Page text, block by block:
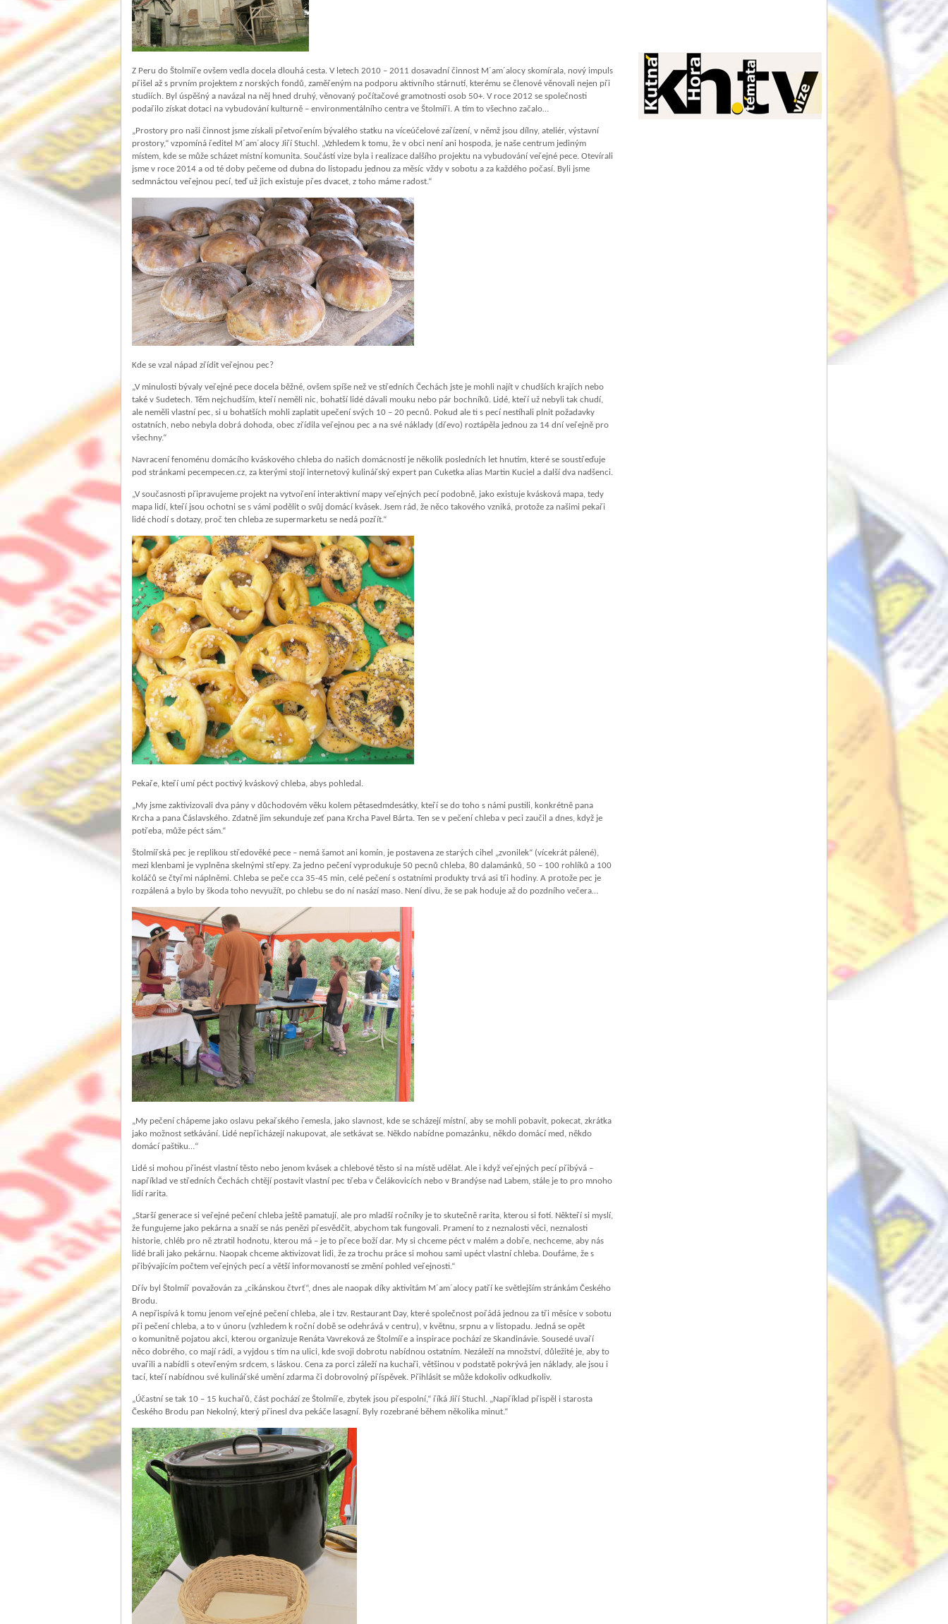
Z Peru do Štolmíře ovšem vedla docela dlouhá cesta. V letech 2010 – 2011 dosavadní činnost M´am´alocy skomírala, nový impuls
přišel až s prvním projektem z norských fondů, zaměřeným na podporu aktivního stárnutí, kterému se členové věnovali nejen při
studiích. Byl úspěšný a navázal na něj hned druhý, věnovaný počítačové gramotnosti osob 50+. V roce 2012 se společnosti
podařilo získat dotaci na vybudování kulturně – environmentálního centra ve Štolmíři. A tím to všechno začalo…
„Prostory pro naši činnost jsme získali přetvořením bývalého statku na víceúčelové zařízení, v němž jsou dílny, ateliér, výstavní
prostory,“ vzpomíná ředitel M´am´alocy Jiří Stuchl. „Vzhledem k tomu, že v obci není ani hospoda, je naše centrum jediným
místem, kde se může scházet místní komunita. Součástí vize byla i realizace dalšího projektu na vybudování veřejné pece. Otevírali
jsme v roce 2014 a od té doby pečeme od dubna do listopadu jednou za měsíc vždy v sobotu a za každého počasí. Byli jsme
sedmnáctou veřejnou pecí, teď už jich existuje přes dvacet, z toho máme radost.“
Kde se vzal nápad zřídit veřejnou pec?
„V minulosti bývaly veřejné pece docela běžné, ovšem spíše než ve středních Čechách jste je mohli najít v chudších krajích nebo
také v Sudetech. Těm nejchudším, kteří neměli nic, bohatší lidé dávali mouku nebo pár bochníků. Lidé, kteří už nebyli tak chudí,
ale neměli vlastní pec, si u bohatších mohli zaplatit upečení svých 10 – 20 pecnů. Pokud ale ti s pecí nestíhali plnit požadavky
ostatních, nebo nebyla dobrá dohoda, obec zřídila veřejnou pec a na své náklady (dřevo) roztápěla jednou za 14 dní veřejně pro
všechny.“
Navracení fenoménu domácího kváskového chleba do našich domácností je několik posledních let hnutím, které se soustřeďuje
pod stránkami pecempecen.cz, za kterými stojí internetový kulinářský expert pan Cuketka alias Martin Kuciel a další dva nadšenci.
„V současnosti připravujeme projekt na vytvoření interaktivní mapy veřejných pecí podobně, jako existuje kvásková mapa, tedy
mapa lidí, kteří jsou ochotni se s vámi podělit o svůj domácí kvásek. Jsem rád, že něco takového vzniká, protože za našimi pekaři
lidé chodí s dotazy, proč ten chleba ze supermarketu se nedá pozřít.“
Pekaře, kteří umí péct poctivý kváskový chleba, abys pohledal.
„My jsme zaktivizovali dva pány v důchodovém věku kolem pětasedmdesátky, kteří se do toho s námi pustili, konkrétně pana
Krcha a pana Čáslavského. Zdatně jim sekunduje zeť pana Krcha Pavel Bárta. Ten se v pečení chleba v peci zaučil a dnes, když je
potřeba, může péct sám.“
Štolmířská pec je replikou středověké pece – nemá šamot ani komín, je postavena ze starých cihel „zvonilek“ (vícekrát pálené),
mezi klenbami je vyplněna skelnými střepy. Za jedno pečení vyprodukuje 50 pecnů chleba, 80 dalamánků, 50 – 100 rohlíků a 100
koláčů se čtyřmi náplněmi. Chleba se peče cca 35-45 min, celé pečení s ostatními produkty trvá asi tři hodiny. A protože pec je
rozpálená a bylo by škoda toho nevyužít, po chlebu se do ní nasází maso. Není divu, že se pak hoduje až do pozdního večera…
„My pečení chápeme jako oslavu pekařského řemesla, jako slavnost, kde se scházejí místní, aby se mohli pobavit, pokecat, zkrátka
jako možnost setkávání. Lidé nepřicházejí nakupovat, ale setkávat se. Někdo nabídne pomazánku, někdo domácí med, někdo
domácí paštiku…“
Lidé si mohou přinést vlastní těsto nebo jenom kvásek a chlebové těsto si na místě udělat. Ale i když veřejných pecí přibývá –
například ve středních Čechách chtějí postavit vlastní pec třeba v Čelákovicích nebo v Brandýse nad Labem, stále je to pro mnoho
lidí rarita.
„Starší generace si veřejné pečení chleba ještě pamatují, ale pro mladší ročníky je to skutečně rarita, kterou si fotí. Někteří si myslí,
že fungujeme jako pekárna a snaží se nás penězi přesvědčit, abychom tak fungovali. Pramení to z neznalosti věci, neznalosti
historie, chléb pro ně ztratil hodnotu, kterou má – je to přece boží dar. My si chceme péct v malém a dobře, nechceme, aby nás
lidé brali jako pekárnu. Naopak chceme aktivizovat lidi, že za trochu práce si mohou sami upéct vlastní chleba. Doufáme, že s
přibývajícím počtem veřejných pecí a větší informovaností se změní pohled veřejnosti.“
Dřív byl Štolmíř považován za „cikánskou čtvrť“, dnes ale naopak díky aktivitám M´am´alocy patří ke světlejším stránkám Českého
Brodu.
A nepřispívá k tomu jenom veřejné pečení chleba, ale i tzv. Restaurant Day, které společnost pořádá jednou za tři měsíce v sobotu
při pečení chleba, a to v únoru (vzhledem k roční době se odehrává v centru), v květnu, srpnu a v listopadu. Jedná se opět
o komunitně pojatou akci, kterou organizuje Renáta Vavreková ze Štolmíře a inspirace pochází ze Skandinávie. Sousedé uvaří
něco dobrého, co mají rádi, a vyjdou s tím na ulici, kde svoji dobrotu nabídnou ostatním. Nezáleží na množství, důležité je, aby to
uvařili a nabídli s otevřeným srdcem, s láskou. Cena za porci záleží na kuchaři, většinou v podstatě pokrývá jen náklady, ale jsou i
tací, kteří nabídnou své kulinářské umění zdarma či dobrovolný příspěvek. Přihlásit se může kdokoliv odkudkoliv.
„Účastní se tak 10 – 15 kuchařů, část pochází ze Štolmíře, zbytek jsou přespolní,“ říká Jiří Stuchl. „Například přispěl i starosta
Českého Brodu pan Nekolný, který přinesl dva pekáče lasagní. Byly rozebrané během několika minut.“